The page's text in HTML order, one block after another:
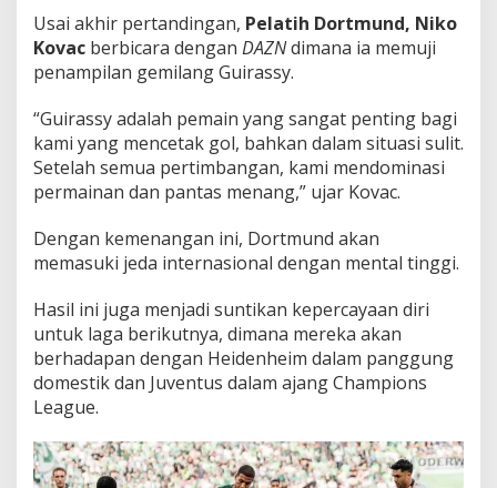
Usai akhir pertandingan, Pelatih Dortmund, Niko
Kovac berbicara dengan DAZNdimana ia memuji
penampilan gemilang Guirassy.
“Guirassy adalah pemain yang sangat penting bagi
kami yang mencetak gol, bahkan dalam situasi sulit.
Setelah semua pertimbangan, kami mendominasi
permainan dan pantas menang,” ujar Kovac.
Dengan kemenangan ini, Dortmund akan
memasuki jeda internasional dengan mental tinggi.
Hasil ini juga menjadi suntikan kepercayaan diri
untuk laga berikutnya, dimana mereka akan
berhadapan dengan Heidenheim dalam panggung
domestik dan Juventus dalam ajang Champions
League.